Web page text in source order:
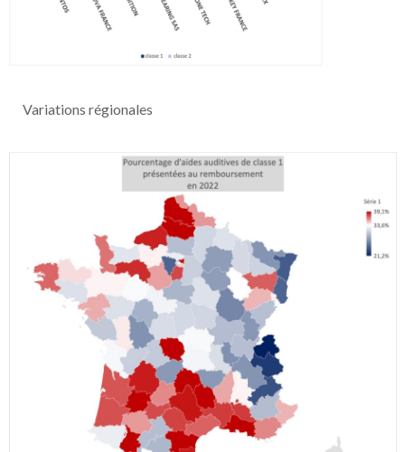
Variations régionales